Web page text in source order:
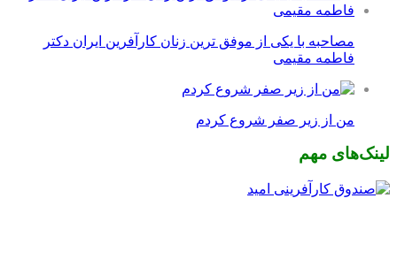
مصاحبه با یکی از موفق ترین زنان کارآفرین ایران دکتر
فاطمه مقیمی
من از زیر صفر شروع کردم
لینک‌های مهم